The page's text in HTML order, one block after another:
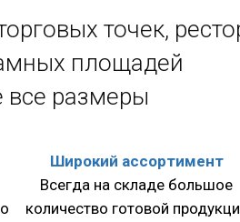
точек,
площадей
все размеры
Широкий ассортимент
Всегда на складе большое
количество готовой